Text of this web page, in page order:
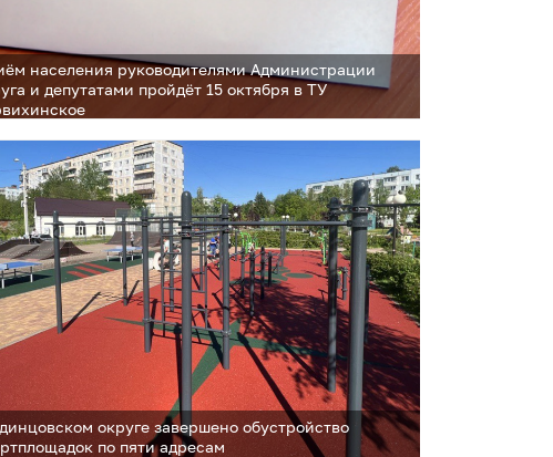
населения руководителями Администрации
и депутатами пройдёт 15 октября в ТУ
округе завершено обустройство
по пяти адресам